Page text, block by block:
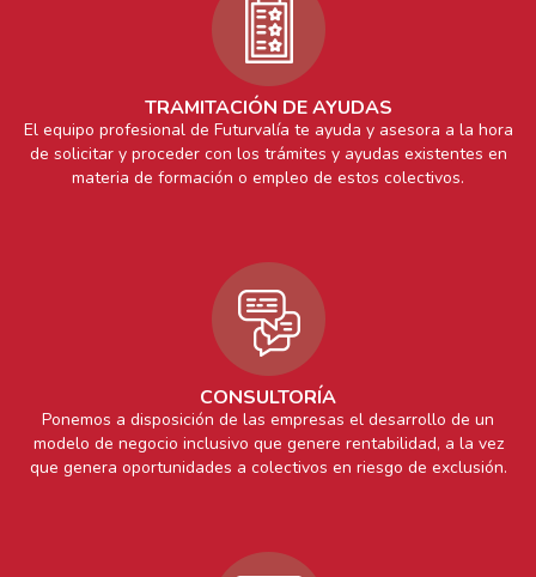
TRAMITACIÓN DE AYUDAS
El equipo profesional de Futurvalía te ayuda y asesora a la hora
de solicitar y proceder con los trámites y ayudas existentes en
materia de formación o empleo de estos colectivos.
CONSULTORÍA
Ponemos a disposición de las empresas el desarrollo de un
modelo de negocio inclusivo que genere rentabilidad, a la vez
que genera oportunidades a colectivos en riesgo de exclusión.